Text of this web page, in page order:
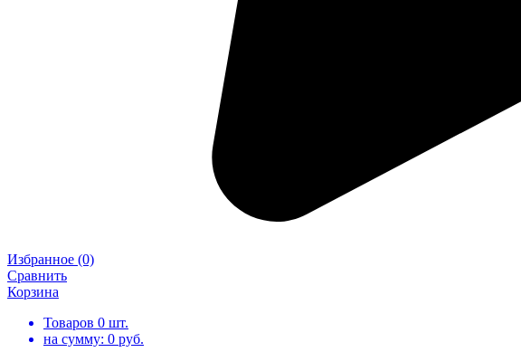
Избранное (0)
Сравнить
Корзина
Товаров 0 шт.
на сумму: 0 руб.